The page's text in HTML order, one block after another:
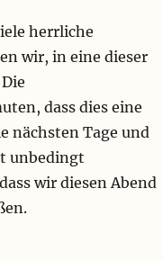
herrliche
wir, in eine dieser
dass dies eine
nächsten Tage und
unbedingt
wir diesen Abend